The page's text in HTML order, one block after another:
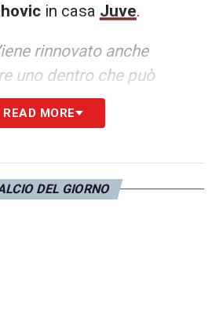
in casa Juve.
rinnovato anche
uno dentro che può
perderlo a zero. Giuntoli
ma i contratti non
per non farlo arrivare a
READ MORE
DEL GIORNO